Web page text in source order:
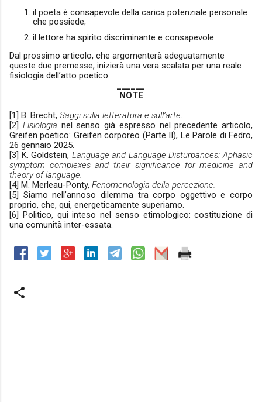
il poeta è consapevole della carica potenziale personale
che possiede;
il lettore ha spirito discriminante e consapevole.
Dal prossimo articolo, che argomenterà adeguatamente
queste due premesse, inizierà una vera scalata per una reale
fisiologia dell’atto poetico.
NOTE
[1] B. Brecht, Saggi sulla letteratura e sull’arte.
[2] Fisiologia nel senso già espresso nel precedente articolo,
Greifen poetico: Greifen corporeo (Parte II), Le Parole di Fedro,
26 gennaio 2025.
[3] K. Goldstein, Language and Language Disturbances: Aphasic
symptom complexes and their significance for medicine and
theory of language.
[4] M. Merleau-Ponty, Fenomenologia della percezione.
[5] Siamo nell’annoso dilemma tra corpo oggettivo e corpo
proprio, che, qui, energeticamente superiamo.
[6] Politico, qui inteso nel senso etimologico: costituzione di
una comunità inter-essata.